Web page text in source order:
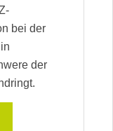
bei der
der